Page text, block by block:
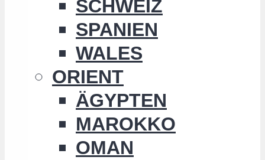
SCHWEIZ
SPANIEN
WALES
ORIENT
ÄGYPTEN
MAROKKO
OMAN